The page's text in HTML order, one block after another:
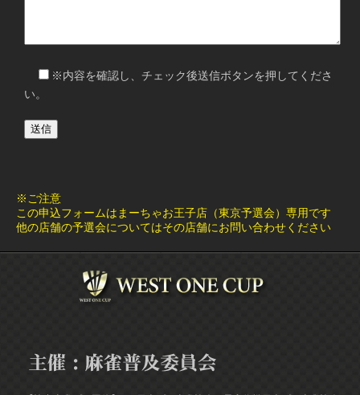
※内容を確認し、チェック後送信ボタンを押してくださ
い。
※ご注意
この申込フォームはまーちゃお王子店（東京予選会）専用です
他の店舗の予選会についてはその店舗にお問い合わせください